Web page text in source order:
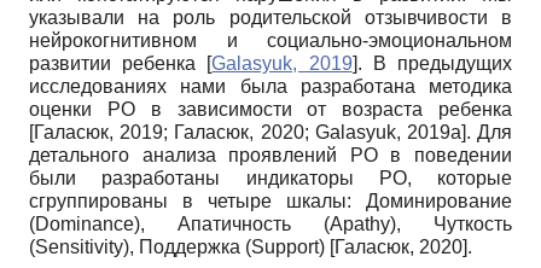
указывали на роль родительской отзывчивости в
нейрокогнитивном и социально-эмоциональном
развитии ребенка [Galasyuk, 2019]. В предыдущих
исследованиях нами была разработана методика
оценки РО в зависимости от возраста ребенка
[Галасюк, 2019; Галасюк, 2020; Galasyuk, 2019а]. Для
детального анализа проявлений РО в поведении
были разработаны индикаторы РО, которые
сгруппированы в четыре шкалы: Доминирование
(Dominance), Апатичность (Apathy), Чуткость
(Sensitivity), Поддержка (Support) [Галасюк, 2020].